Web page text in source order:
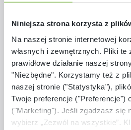
Niniejsza strona korzysta z
Na naszej stronie internetowej
własnych i zewnętrznych. Pliki te
prawidłowe działanie naszej
"Niezbędne". Korzystamy też z
naszej stronie ("Statystyka"),
Twoje preferencje ("Preferencje")
("Marketing"). Jeśli zgadzasz się
wybierz „Zezwól na wszystkie”.